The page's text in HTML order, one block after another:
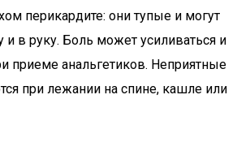
перикардите: они тупые и могут
и в руку. Боль может усиливаться и
приеме анальгетиков. Неприятные
при лежании на спине, кашле или